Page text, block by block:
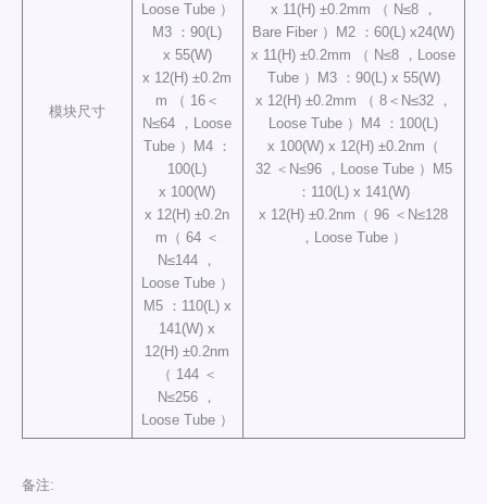
模块尺寸
Loose Tube ）
M3 ：90(L)
x 55(W)
x 12(H) ±0.2m
m （ 16＜
N≤64 ，Loose
Tube ）M4 ：
100(L)
x 100(W)
x 12(H) ±0.2n
m（ 64 ＜
N≤144 ，
Loose Tube ）
M5 ：110(L) x
141(W) x
12(H) ±0.2nm
（ 144 ＜
N≤256 ，
Loose Tube ）
x 11(H) ±0.2mm （ N≤8 ，
Bare Fiber ）M2 ：60(L) x24(W)
x 11(H) ±0.2mm （ N≤8 ，Loose
Tube ）M3 ：90(L) x 55(W)
x 12(H) ±0.2mm （ 8＜N≤32 ，
Loose Tube ）M4 ：100(L)
x 100(W) x 12(H) ±0.2nm（
32 ＜N≤96 ，Loose Tube ）M5
：110(L) x 141(W)
x 12(H) ±0.2nm（ 96 ＜N≤128
，Loose Tube ）
备注: